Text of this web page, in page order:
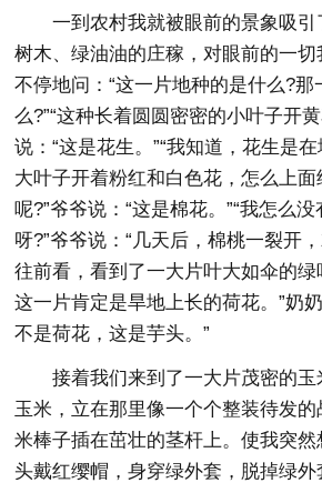
一到农村我就被眼前的景象吸
树木、绿油油的庄稼，对眼前的一
不停地问：“这一片地种的是什么?
么?”“这种长着圆圆密密的小叶子开
说：“这是花生。”“我知道，花生是
大叶子开着粉红和白色花，怎么上
呢?”爷爷说：“这是棉花。”“我怎么
呀?”爷爷说：“几天后，棉桃一裂开
往前看，看到了一大片叶大如伞的绿
这一片肯定是旱地上长的荷花。”奶
不是荷花，这是芋头。”
接着我们来到了一大片茂密的
玉米，立在那里像一个个整装待发
米棒子插在茁壮的茎杆上。使我突然
头戴红缨帽，身穿绿外套，脱掉绿外